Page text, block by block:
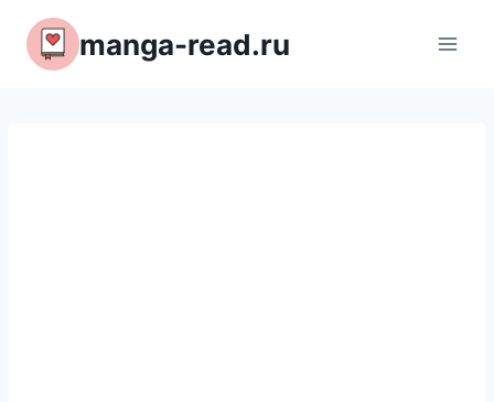
Перейти
содержимому
manga-read.ru